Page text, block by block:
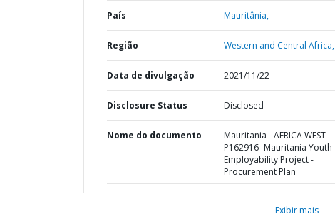
País Mauritânia,
Região Western and Central Africa,
Data de divulgação 2021/11/22
Disclosure Status Disclosed
Nome do documento
Mauritania - AFRICA WEST-
P162916- Mauritania Youth
Employability Project -
Procurement Plan
Exibir mais